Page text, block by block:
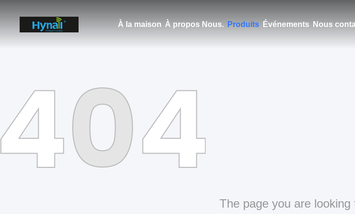
À la maison À propos Nous. Produits Événements Nous
The page you are looking